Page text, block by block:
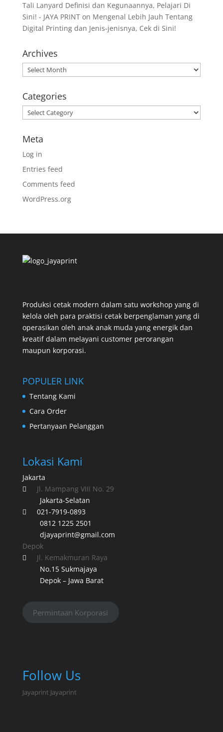
Tali Lanyard Definisi dan Kegunaannya, Pelajari Di
Sini! - JAYA PRINTon Mengenal Lebih Jauh Tentang
Digital Printing dan Jenis-jenisnya, Cek di Sini!
Archives
Archives
Categories
Categories
Meta
Log in
Entries feed
Comments feed
WordPress.org
Produksi cetak modern dalam satu workshop yang di
kelola oleh para praktisi cetak berpenglaman yang di
operasikan oleh anak anak muda yang energik dan
kreatif dalam melayani customer perorangan
maupun korporasi.
POPULER LINK
Tentang Kami
Cara Order
Pertanyaan Pelanggan
Lokasi Kami
Jakarta

Jl. Mampang VIII No. 29
Jakarta-Selatan

021-7919-0893
0812 1225 2501
djayaprint@gmail.com
Depok

Jl. Kemakmuran Raya
No.15 Sukmajaya
Depok – Jawa Barat
Permintaan Korporasi
Follow Us
Jayaprint Jayaprint